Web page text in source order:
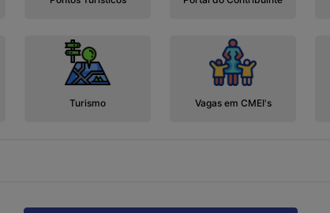
Turismo Vagas em CMEI's